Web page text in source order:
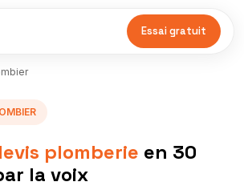
Essai gratuit
plomberie en 30
la voix